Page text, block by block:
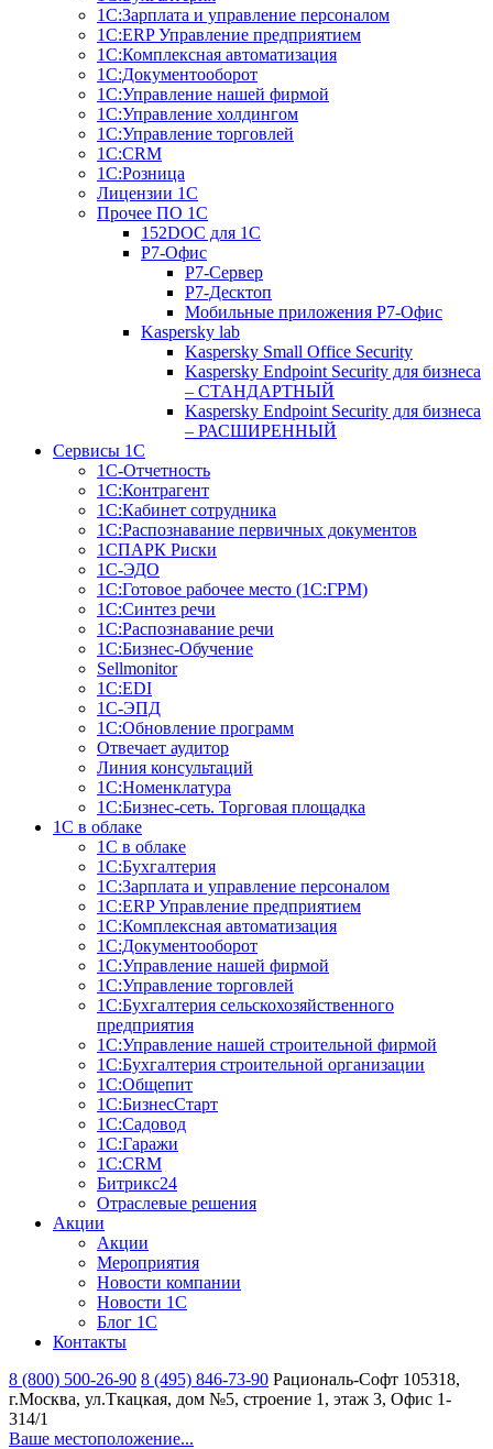
1С:Зарплата и управление персоналом
1С:ERP Управление предприятием
1С:Комплексная автоматизация
1С:Документооборот
1С:Управление нашей фирмой
1C:Управление холдингом
1С:Управление торговлей
1С:CRM
1С:Розница
Лицензии 1С
Прочее ПО 1С
152DOC для 1С
Р7-Офис
Р7-Сервер
Р7-Десктоп
Мобильные приложения Р7-Офис
Kaspersky lab
Kaspersky Small Office Security
Kaspersky Endpoint Security для бизнеса
– СТАНДАРТНЫЙ
Kaspersky Endpoint Security для бизнеса
– РАСШИРЕННЫЙ
Сервисы 1С
1С-Отчетность
1С:Контрагент
1С:Кабинет сотрудника
1С:Распознавание первичных документов
1СПАРК Риски
1С-ЭДО
1С:Готовое рабочее место (1С:ГРМ)
1С:Синтез речи
1С:Распознавание речи
1С:Бизнес-Обучение
Sellmonitor
1С:EDI
1С-ЭПД
1С:Обновление программ
Отвечает аудитор
Линия консультаций
1С:Номенклатура
1С:Бизнес-сеть. Торговая площадка
1С в облаке
1С в облаке
1С:Бухгалтерия
1С:Зарплата и управление персоналом
1С:ERP Управление предприятием
1С:Комплексная автоматизация
1С:Документооборот
1С:Управление нашей фирмой
1С:Управление торговлей
1С:Бухгалтерия сельскохозяйственного
предприятия
1С:Управление нашей строительной фирмой
1С:Бухгалтерия строительной организации
1С:Общепит
1С:БизнеcСтарт
1С:Садовод
1С:Гаражи
1С:CRM
Битрикс24
Отраслевые решения
Акции
Акции
Мероприятия
Новости компании
Новости 1С
Блог 1С
Контакты
8 (800) 500-26-90 8 (495) 846-73-90 Рациональ-Софт 105318,
г.Москва, ул.Ткацкая, дом №5, строение 1, этаж 3, Офис 1-
314/1
Ваше местоположение...